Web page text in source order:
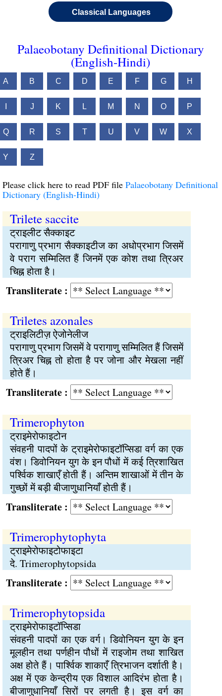
Classical Languages
Palaeobotany Definitional Dictionary
(English-Hindi)
A B C D E F G H
J K L M N O P
Q R S T U V W X
Y Z
Please click here to read PDF file Palaeobotany Definitional
Dictionary (English-Hindi)
Trilete saccite
ट्राइलीट सैक्काइट
परागाणु प्रभाग सैक्काइटीज का अधोप्रभाग जिसमें
वे पराग सम्मिलित हैं जिनमें एक कोश तथा त्रिअर
चिह्न होता है।
:
Triletes azonales
ट्राइलिटीज़ ऐजोनेलीज
परागाणु प्रभाग जिसमें वे परागाणु सम्मिलित हैं जिसमें
त्रिअर चिह्न तो होता है पर जोना और मेखला नहीं
होते हैं।
:
Trimerophyton
ट्राइमेरोफाइटोन
संवहनी पादपों के ट्राइमेरोफाइटॉप्सिडा वर्ग का एक
वंश। डिवोनियन युग के इन पौधों में कई त्रिशाखित
पर्श्विक शाखाएँ होती हैं। अन्तिम शाखाओं में तीन के
गुच्छों में बड़ी बीजाणुधानियाँ होती हैं।
:
Trimerophytophyta
ट्राइमेरोफाइटोफाइटा
दे. Trimerophytopsida
:
Trimerophytopsida
ट्राइमेरोफाइटॉप्सिडा
संवहनी पादपों का एक वर्ग। डिवोनियन युग के इन
मूलहीन तथा पर्णहीन पौधों में राइजोम तथा शाखित
अक्ष होते हैं। पार्श्विक शाकाएँ त्रिभाजन दर्शाती है।
अक्ष में एक केन्द्रीय एक विशाल आदिरंभ होता है।
बीजाणुधानियाँ सिरों पर लगती है। इस वर्ग का